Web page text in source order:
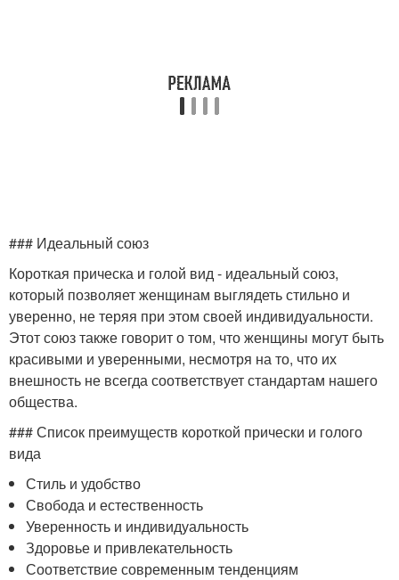
### Идеальный союз
Короткая прическа и голой вид - идеальный союз,
который позволяет женщинам выглядеть стильно и
уверенно, не теряя при этом своей индивидуальности.
Этот союз также говорит о том, что женщины могут быть
красивыми и уверенными, несмотря на то, что их
внешность не всегда соответствует стандартам нашего
общества.
### Список преимуществ короткой прически и голого
вида
Стиль и удобство
Свобода и естественность
Уверенность и индивидуальность
Здоровье и привлекательность
Соответствие современным тенденциям